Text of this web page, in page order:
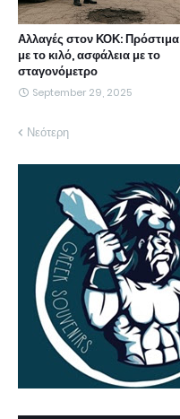
Αλλαγές στον ΚΟΚ: Πρόστιμα
με το κιλό, ασφάλεια με το
σταγονόμετρο
September 29, 2025
Νεότερη